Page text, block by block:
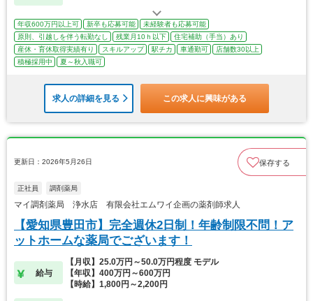
年収600万円以上可 新卒も応募可能
未経験者も応募可能
原則、引越しを伴う転勤なし
残業月10ｈ以下
住宅補助（手当）あり
産休・育休取得実績有り
スキルアップ 駅チカ 車通勤可
店舗数30以上
積極採用中
夏～秋入職可
求人の詳細を見る この求人に興味がある
更新日：2026年5月26日 保存する
正社員 調剤薬局
マイ調剤薬局 浄水店 有限会社エムワイ企画の薬剤師求人
【愛知県豊田市】完全週休2日制！年齢制限不問！ア
ットホームな薬局でございます！
給与
【月収】25.0万円～50.0万円程度 モデル
【年収】400万円～600万円
【時給】1,800円～2,200円